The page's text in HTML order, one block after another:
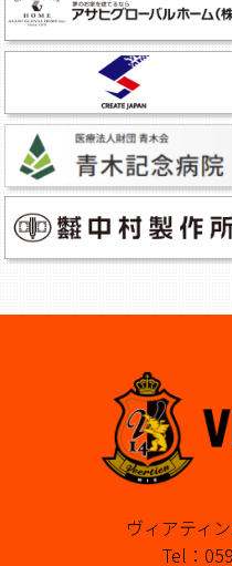
ヴィアティ
Tel：